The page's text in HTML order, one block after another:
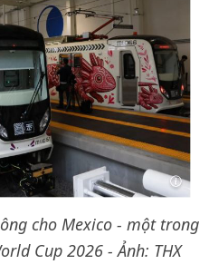
cho Mexico - một trong
Cup 2026 - Ảnh: THX